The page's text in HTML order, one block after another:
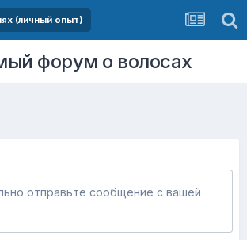
(личный опыт)
форум о волосах
отправьте сообщение с вашей